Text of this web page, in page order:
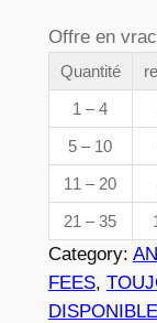
n
t
0
5
3
Offre en vrac
Quantité
1 – 4
5 – 10
11 – 20
21 – 35
Category:
FEES,